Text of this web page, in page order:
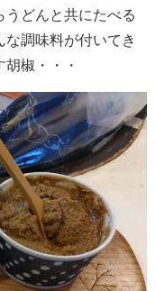
うどんと共にたべる
な調味料が付いてき
椒・・・